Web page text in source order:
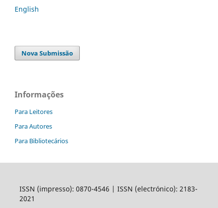
English
Nova Submissão
Informações
Para Leitores
Para Autores
Para Bibliotecários
ISSN (impresso): 0870-4546 | ISSN (electrónico): 2183-
2021